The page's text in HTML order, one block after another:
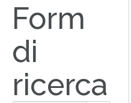
Form
di
ricerca